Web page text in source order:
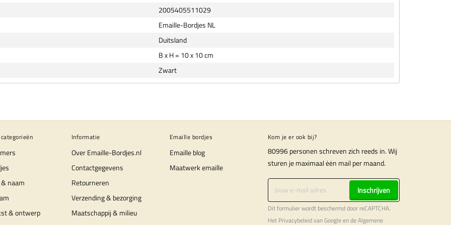
2005405511029
Emaille-Bordjes NL
Duitsland
B x H = 10 x 10 cm
Zwart
naam
& ontwerp
Informatie
Over Emaille-Bordjes.nl
Contactgegevens
Retourneren
Verzending & bezorging
Maatschappij & milieu
Emaille bordjes
Emaille blog
Maatwerk emaille
Kom je er ook bij?
80996 personen schreven zich reeds in. Wij
sturen je maximaal ėėn mail per maand.
Inschrijven
Dit formulier wordt beschermd door reCAPTCHA.
Het Privacybeleidvan Google en deAlgemene